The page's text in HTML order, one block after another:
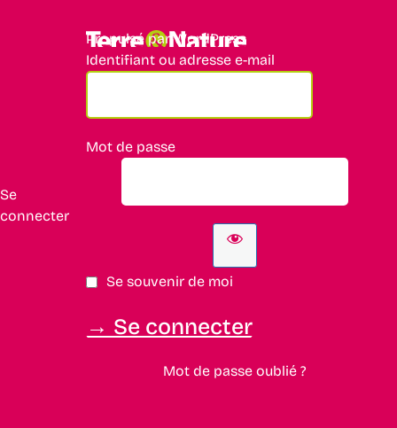
Se
connecter
Propulsé par WordPress
Identifiant ou adresse e-mail
Mot de passe
Se souvenir de moi
Mot de passe oublié ?